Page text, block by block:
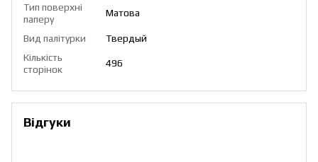
Тип поверхні
паперу
Матова
Вид палітурки
Твердый
Кількість
сторінок
496
Відгуки